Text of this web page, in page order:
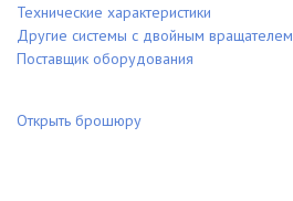
Технические характеристики
Другие системы с двойным вращателем
Поставщик оборудования
Открыть брошюру